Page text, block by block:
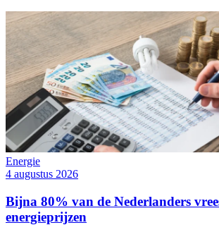
Energie
4 augustus 2026
Bijna 80% van de Nederlanders
energieprijzen